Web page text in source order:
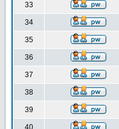
33
34
35
36
37
38
39
40